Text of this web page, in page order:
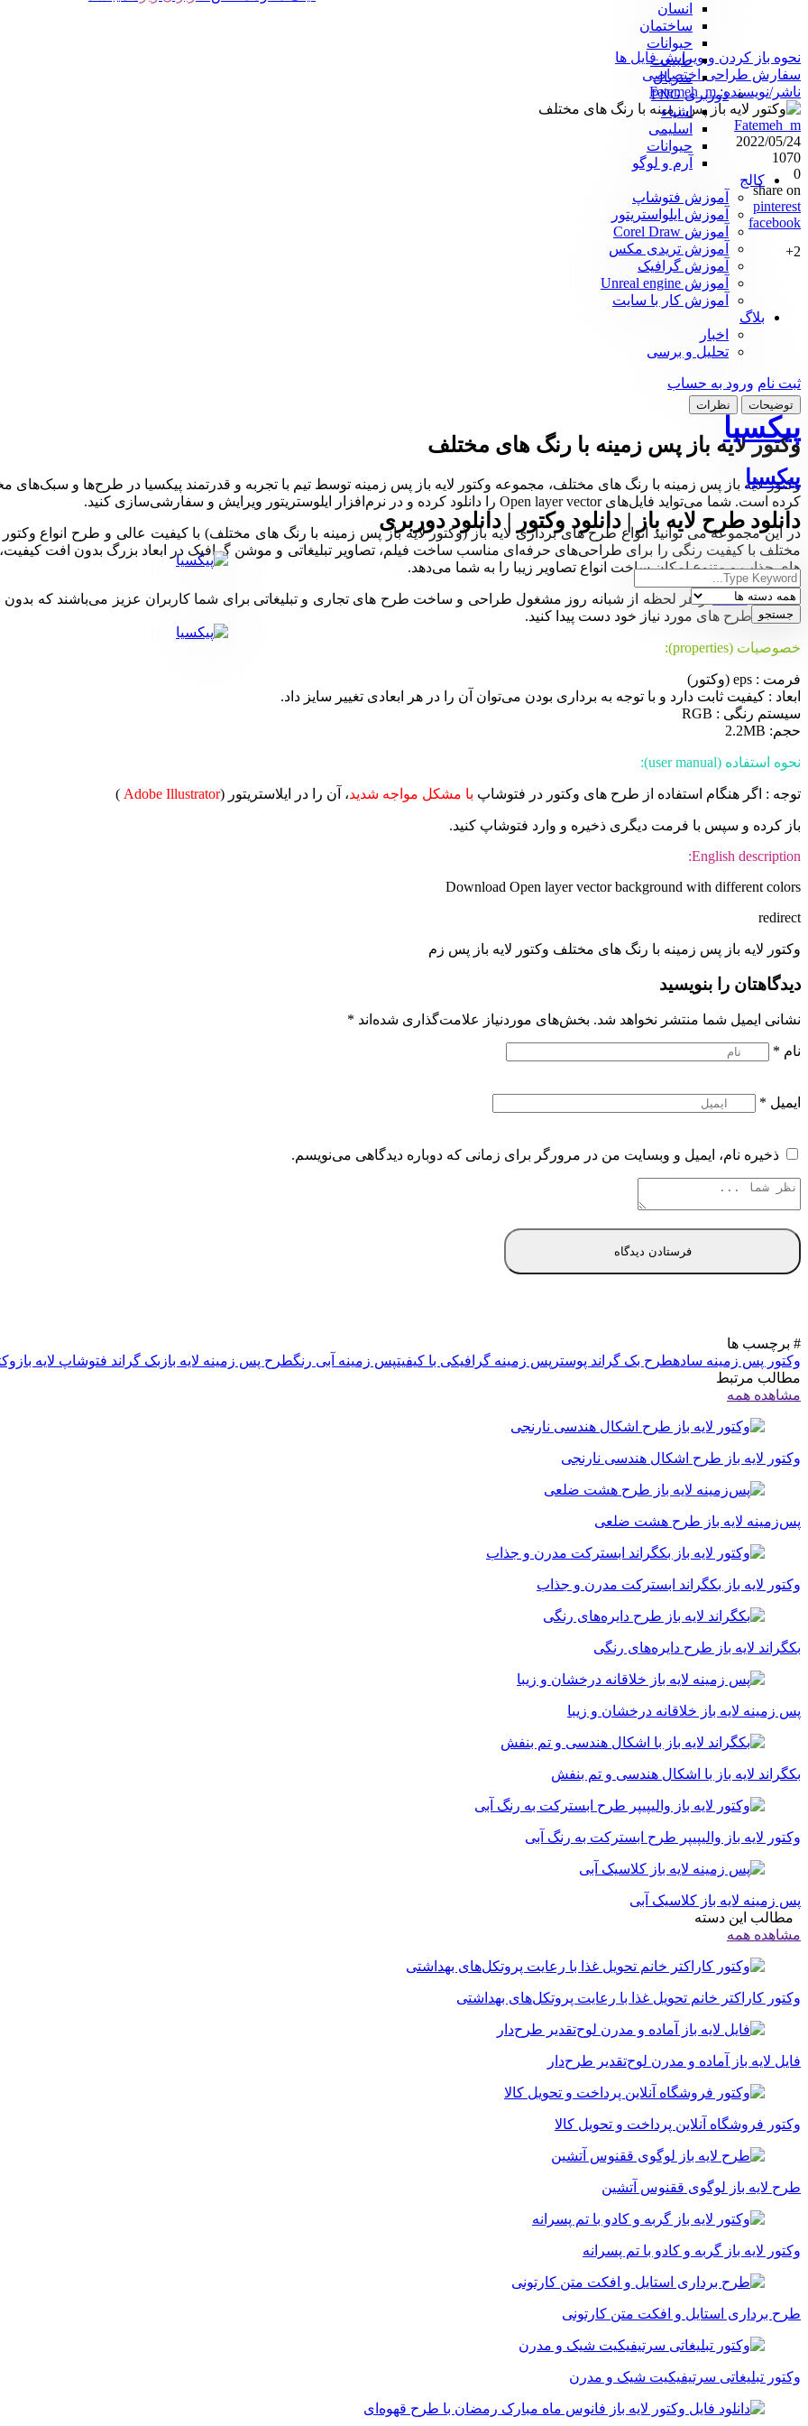
انسان
ساختمان
حیوانات
طبیعت
متریال
دوربری PNG
اشیاء
اسلیمی
حیوانات
آرم و لوگو
کالج
آموزش فتوشاپ
آموزش ایلواستریتور
آموزش Corel Draw
آموزش تریدی مکس
آموزش گرافیک
آموزش Unreal engine
آموزش کار با سایت
بلاگ
اخبار
تحلیل و برسی
ثبت نام ورود به حساب
پیکسیا
پیکسیا
دانلود طرح لایه باز | دانلود وکتور | دانلود دوربری
نحوه باز کردن و ویرایش فایل ها
سفارش طراحی اختصاصی
ناشر/نویسنده:Fatemeh_m
Fatemeh_m
2022/05/24
1070
0
share on
pinterest
facebook
2+
توضیحات نظرات
وکتور لایه باز پس زمینه با رنگ های مختلف
وکتور لایه باز پس زمینه با رنگ های مختلف، مجموعه وکتور لایه باز پس زمینه توسط تیم با تجربه و قدرتمند پیکسیا در طرح‌ها و سبک‌های
کرده است. شما می‌تواید فایل‌های Open layer vector را دانلود کرده و در نرم‌افزار ایلوستریتور ویرایش و سفارشی‌سازی کنید.
در این مجموعه می توانید انواع طرح های برداری لایه باز (وکتور لایه باز پس زمینه با رنگ های مختلف) با کیفیت عالی و طرح انواع
های جذاب و متنوع امکان ساخت انواع تصاویر زیبا را به شما می‌دهد.
مجموعه Pixia
در هر لحظه از شبانه روز مشغول طراحی و ساخت طرح های تجاری و تبلیغاتی برای شما کاربران عزیز می‌باشند که بدون
ساده به طرح های مورد نیاز خود دست پیدا کنید.
خصوصیات (properties):
فرمت : eps (وکتور)
ابعاد : کیفیت ثابت دارد و با توجه به برداری بودن می‌توان آن را در هر ابعادی تغییر سایز داد.
سیستم رنگی : RGB
حجم: 2.2MB
نحوه استفاده (user manual):
توجه : اگر هنگام استفاده از طرح های وکتور در فتوشاپ با مشکل مواجه شدید، آن را در ایلاستریتور (Adobe Illustrator
)
باز کرده و سپس با فرمت دیگری ذخیره و وارد فتوشاپ کنید.
English description:
Download Open layer vector background with different colors
redirect
وکتور لایه باز پس زمینه با رنگ های مختلف وکتور لایه باز پس زم
دیدگاهتان را بنویسید
نشانی ایمیل شما منتشر نخواهد شد. بخش‌های موردنیاز علامت‌گذاری شده‌اند *
نام *
ایمیل *
ذخیره نام، ایمیل و وبسایت من در مرورگر برای زمانی که دوباره دیدگاهی می‌نویسم.
# برچسب ها
وکتور پس زمینه سادهطرح بک گراند پوستر پس زمینه گرافیکی با کیفیتپس زمینه آبی رنگطرح پس زمینه لایه باز بک گراند فتوشاپ لایه باز
مطالب مرتبط
مشاهده همه
وکتور لایه باز طرح اشکال هندسی نارنجی
پس‌زمینه لایه باز طرح هشت ضلعی
وکتور لایه باز بکگراند ابسترکت مدرن و جذاب
بکگراند لایه باز طرح دایره‌های رنگی
پس زمینه لایه باز خلاقانه درخشان و زیبا
بکگراند لایه باز با اشکال هندسی و تم بنفش
وکتور لایه باز والیپیپر طرح ابسترکت به رنگ آبی
پس زمینه لایه باز کلاسیک آبی
مطالب این دسته
مشاهده همه
وکتور کاراکتر خانم تحویل غذا با رعایت پروتکل‌های بهداشتی
فایل لایه باز آماده و مدرن لوح‌تقدیر طرح‌دار
وکتور فروشگاه آنلاین پرداخت و تحویل کالا
طرح لایه باز لوگوی ققنوس آتشین
وکتور لایه باز گربه و کادو با تم پسرانه
طرح برداری استایل و افکت متن کارتونی
وکتور تبلیغاتی سرتیفیکیت شیک و مدرن